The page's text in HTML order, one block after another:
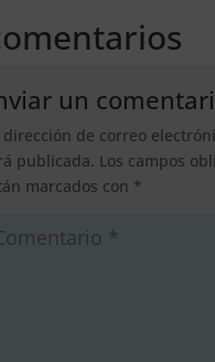
un
dirección de correo
publicada. Los campos
marcados con *